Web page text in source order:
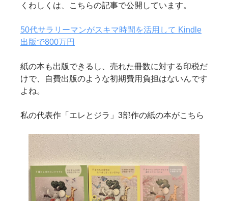
くわしくは、こちらの記事で公開しています。
50代サラリーマンがスキマ時間を活用して Kindle
出版で800万円
紙の本も出版できるし、売れた冊数に対する印税だ
けで、自費出版のような初期費用負担はないんです
よね。
私の代表作「エレとジラ」3部作の紙の本がこちら